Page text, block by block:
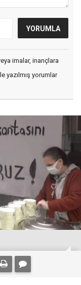
imalar, inançlara
yazılmış yorumlar